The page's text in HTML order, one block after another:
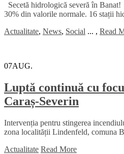
Secetă hidrologică severă în
30% din valorile normale. 16 stații
Actualitate, News, Social ... , Read
07AUG.
Luptă continuă cu
Caraș-Severin
Intervenția pentru stingerea
zona localității Lindenfeld, comuna
Actualitate Read More